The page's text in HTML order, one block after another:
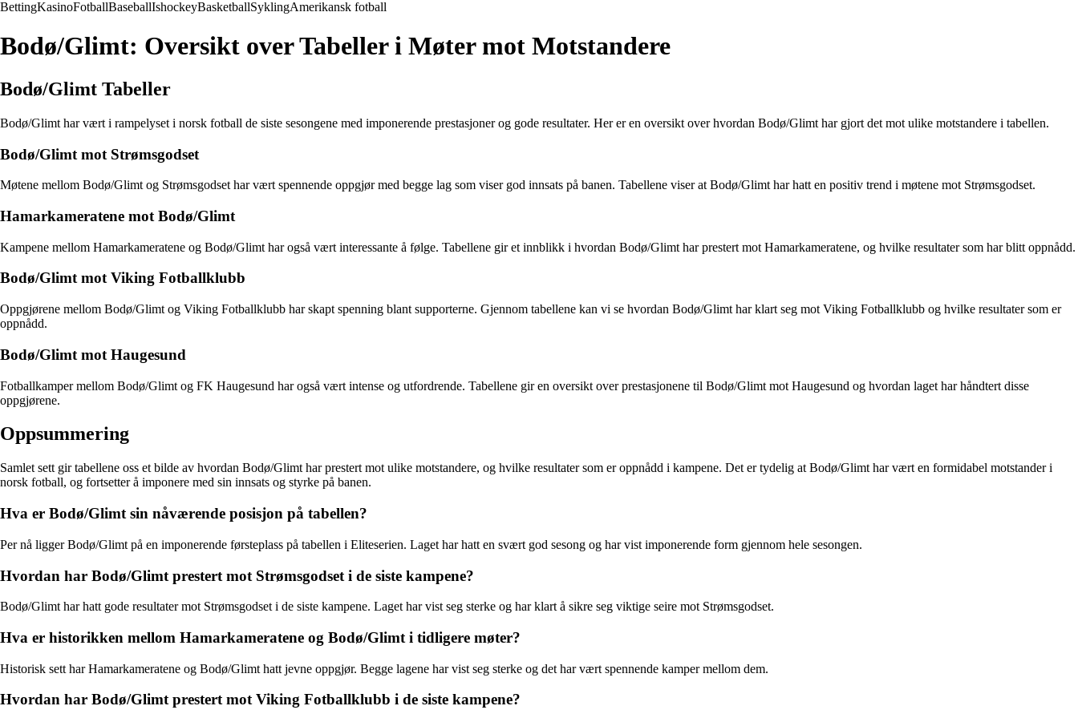
BettingKasinoFotballBaseballIshockeyBasketballSyklingAmerikansk fotball
Bodø/Glimt: Oversikt over Tabeller i Møter mot Motstandere
Bodø/Glimt Tabeller
Bodø/Glimt har vært i rampelyset i norsk fotball de siste sesongene med imponerende prestasjoner og gode resultater. Her er en oversikt over hvordan Bodø/Glimt har gjort det mot ulike motstandere i tabellen.
Bodø/Glimt mot Strømsgodset
Møtene mellom Bodø/Glimt og Strømsgodset har vært spennende oppgjør med begge lag som viser god innsats på banen. Tabellene viser at Bodø/Glimt har hatt en positiv trend i møtene mot Strømsgodset.
Hamarkameratene mot Bodø/Glimt
Kampene mellom Hamarkameratene og Bodø/Glimt har også vært interessante å følge. Tabellene gir et innblikk i hvordan Bodø/Glimt har prestert mot Hamarkameratene, og hvilke resultater som har blitt oppnådd.
Bodø/Glimt mot Viking Fotballklubb
Oppgjørene mellom Bodø/Glimt og Viking Fotballklubb har skapt spenning blant supporterne. Gjennom tabellene kan vi se hvordan Bodø/Glimt har klart seg mot Viking Fotballklubb og hvilke resultater som er
oppnådd.
Bodø/Glimt mot Haugesund
Fotballkamper mellom Bodø/Glimt og FK Haugesund har også vært intense og utfordrende. Tabellene gir en oversikt over prestasjonene til Bodø/Glimt mot Haugesund og hvordan laget har håndtert disse
oppgjørene.
Oppsummering
Samlet sett gir tabellene oss et bilde av hvordan Bodø/Glimt har prestert mot ulike motstandere, og hvilke resultater som er oppnådd i kampene. Det er tydelig at Bodø/Glimt har vært en formidabel motstander i
norsk fotball, og fortsetter å imponere med sin innsats og styrke på banen.
Hva er Bodø/Glimt sin nåværende posisjon på tabellen?
Per nå ligger Bodø/Glimt på en imponerende førsteplass på tabellen i Eliteserien. Laget har hatt en svært god sesong og har vist imponerende form gjennom hele sesongen.
Hvordan har Bodø/Glimt prestert mot Strømsgodset i de siste kampene?
Bodø/Glimt har hatt gode resultater mot Strømsgodset i de siste kampene. Laget har vist seg sterke og har klart å sikre seg viktige seire mot Strømsgodset.
Hva er historikken mellom Hamarkameratene og Bodø/Glimt i tidligere møter?
Historisk sett har Hamarkameratene og Bodø/Glimt hatt jevne oppgjør. Begge lagene har vist seg sterke og det har vært spennende kamper mellom dem.
Hvordan har Bodø/Glimt prestert mot Viking Fotballklubb i de siste kampene?